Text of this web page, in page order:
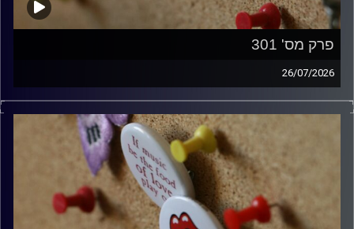
פרק מס' 301
26/07/2026
ספיישל רולינג סטונס עם אורן הוף.
włodi